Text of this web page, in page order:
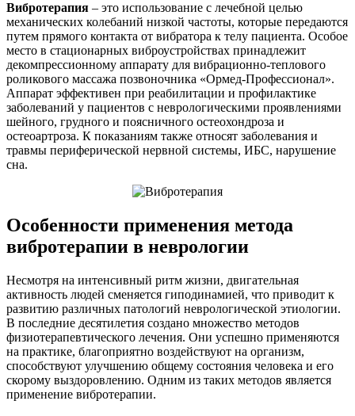
Вибротерапия – это использование с лечебной целью
механических колебаний низкой частоты, которые передаются
путем прямого контакта от вибратора к телу пациента. Особое
место в стационарных виброустройствах принадлежит
декомпрессионному аппарату для вибрационно-теплового
роликового массажа позвоночника «Ормед-Профессионал».
Аппарат эффективен при реабилитации и профилактике
заболеваний у пациентов с неврологическими проявлениями
шейного, грудного и поясничного остеохондроза и
остеоартроза. К показаниям также относят заболевания и
травмы периферической нервной системы, ИБС, нарушение
сна.
Особенности применения метода
вибротерапии в неврологии
Несмотря на интенсивный ритм жизни, двигательная
активность людей сменяется гиподинамией, что приводит к
развитию различных патологий неврологической этиологии.
В последние десятилетия создано множество методов
физиотерапевтического лечения. Они успешно применяются
на практике, благоприятно воздействуют на организм,
способствуют улучшению общему состояния человека и его
скорому выздоровлению. Одним из таких методов является
применение вибротерапии.